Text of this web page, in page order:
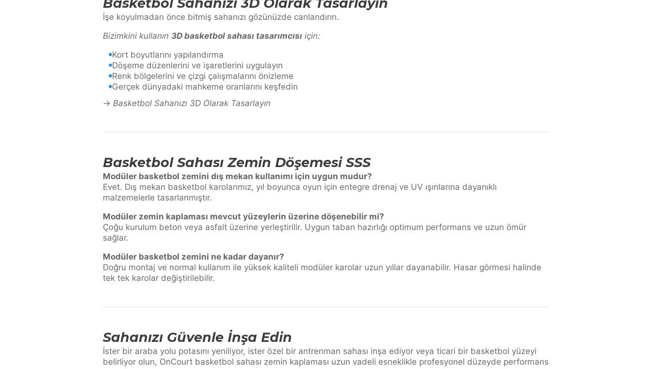
İşe koyulmadan önce bitmiş sahanızı gözünüzde canlandırın.
Bizimkini kullanın 3D basketbol sahası tasarımcısı için:
Kort boyutlarını yapılandırma
Döşeme düzenlerini ve işaretlerini uygulayın
Renk bölgelerini ve çizgi çalışmalarını önizleme
Gerçek dünyadaki mahkeme oranlarını keşfedin
→ Basketbol Sahanızı 3D Olarak Tasarlayın
Basketbol Sahası Zemin Döşemesi SSS
Modüler basketbol zemini dış mekan kullanımı için uygun mudur?
Evet. Dış mekan basketbol karolarımız, yıl boyunca oyun için entegre drenaj ve UV ışınlarına dayanıklı
malzemelerle tasarlanmıştır.
Modüler zemin kaplaması mevcut yüzeylerin üzerine döşenebilir mi?
Çoğu kurulum beton veya asfalt üzerine yerleştirilir. Uygun taban hazırlığı optimum performans ve uzun ömür
sağlar.
Modüler basketbol zemini ne kadar dayanır?
Doğru montaj ve normal kullanım ile yüksek kaliteli modüler karolar uzun yıllar dayanabilir. Hasar görmesi halinde
tek tek karolar değiştirilebilir.
Sahanızı Güvenle İnşa Edin
İster bir araba yolu potasını yeniliyor, ister özel bir antrenman sahası inşa ediyor veya ticari bir basketbol yüzeyi
belirliyor olun, OnCourt basketbol sahası zemin kaplaması uzun vadeli esneklikle profesyonel düzeyde performans